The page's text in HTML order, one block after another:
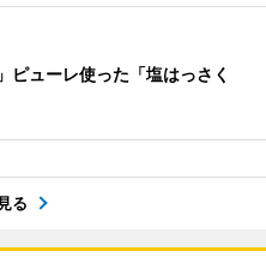
ピューレ使った「塩はっさく
る